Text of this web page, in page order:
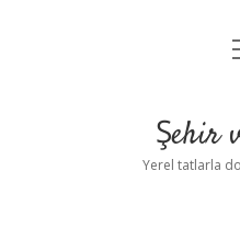
Şehir
Yerel tatlarla